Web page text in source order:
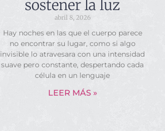
sostener la luz
abril 8, 2026
Hay noches en las que el cuerpo parece
no encontrar su lugar, como si algo
invisible lo atravesara con una intensidad
suave pero constante, despertando cada
célula en un lenguaje
LEER MÁS »